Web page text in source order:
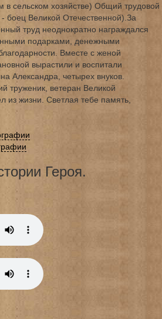
в сельском хозяйстве) Общий трудовой
боец Великой Отечественной).За
труд неоднократно награждался
подарками, денежными
Вместе с женой
вырастили и воспитали
Александра, четырех внуков.
труженик, ветеран Великой
из жизни. Светлая тебе память,
Героя.